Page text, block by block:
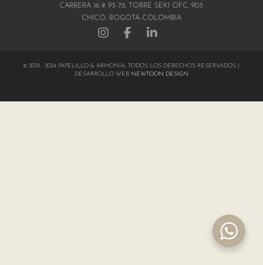
CARRERA 16 # 93-78, TORRE SEKI OFC. 903
CHICÓ, BOGOTÁ-COLOMBIA
© 2018 - 2024 PAPELILLO & ARMONÍA, TODOS LOS DERECHOS RESERVADOS |
DESARROLLO WEB NEWTOON DESIGN